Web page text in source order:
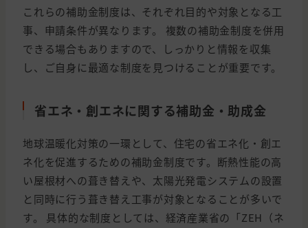
これらの補助金制度は、それぞれ目的や対象となる工
事、申請条件が異なります。 複数の補助金制度を併用
できる場合もありますので、しっかりと情報を収集
し、ご自身に最適な制度を見つけることが重要です。
省エネ・創エネに関する補助金・助成金
地球温暖化対策の一環として、住宅の省エネ化・創エ
ネ化を促進するための補助金制度です。断熱性能の高
い屋根材への葺き替えや、太陽光発電システムの設置
と同時に行う葺き替え工事が対象となることが多いで
す。 具体的な制度としては、経済産業省の「ZEH（ネ